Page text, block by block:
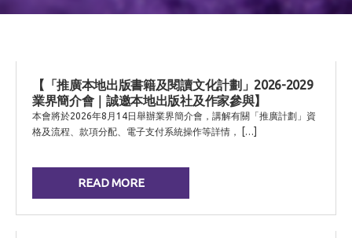
【「推廣本地出版書籍及閱讀文化計劃」2026-2029
業界簡介會｜誠邀本地出版社及作家參與】
本會將於2026年8月14日舉辦業界簡介會，講解有關「推廣計劃」資
格及流程、款項分配、電子支付系統操作等詳情， […]
READ MORE